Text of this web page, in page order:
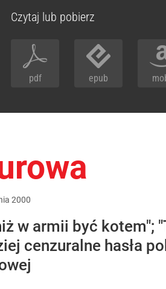
Czytaj lub pobierz
pdf epub
2000
w armii być
cenzuralne hasła